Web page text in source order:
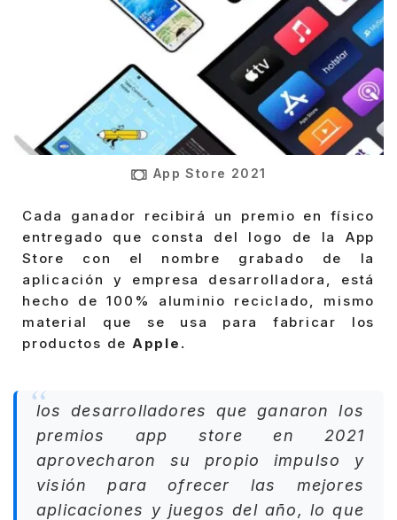
App Store 2021
Cada ganador recibirá un premio en físico
entregado que consta del logo de la App
Store con el nombre grabado de la
aplicación y empresa desarrolladora, está
hecho de 100% aluminio reciclado, mismo
material que se usa para fabricar los
productos de Apple.
los desarrolladores que ganaron los
premios app store en 2021
aprovecharon su propio impulso y
visión para ofrecer las mejores
aplicaciones y juegos del año, lo que